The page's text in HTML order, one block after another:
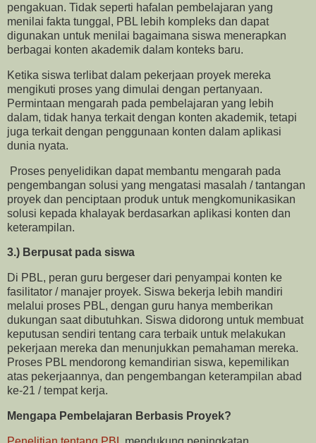
pengakuan. Tidak seperti hafalan pembelajaran yang
menilai fakta tunggal, PBL lebih kompleks dan dapat
digunakan untuk menilai bagaimana siswa menerapkan
berbagai konten akademik dalam konteks baru.
Ketika siswa terlibat dalam pekerjaan proyek mereka
mengikuti proses yang dimulai dengan pertanyaan.
Permintaan mengarah pada pembelajaran yang lebih
dalam, tidak hanya terkait dengan konten akademik, tetapi
juga terkait dengan penggunaan konten dalam aplikasi
dunia nyata.
Proses penyelidikan dapat membantu mengarah pada
pengembangan solusi yang mengatasi masalah / tantangan
proyek dan penciptaan produk untuk mengkomunikasikan
solusi kepada khalayak berdasarkan aplikasi konten dan
keterampilan.
3.) Berpusat pada siswa
Di PBL, peran guru bergeser dari penyampai konten ke
fasilitator / manajer proyek. Siswa bekerja lebih mandiri
melalui proses PBL, dengan guru hanya memberikan
dukungan saat dibutuhkan. Siswa didorong untuk membuat
keputusan sendiri tentang cara terbaik untuk melakukan
pekerjaan mereka dan menunjukkan pemahaman mereka.
Proses PBL mendorong kemandirian siswa, kepemilikan
atas pekerjaannya, dan pengembangan keterampilan abad
ke-21 / tempat kerja.
Mengapa Pembelajaran Berbasis Proyek?